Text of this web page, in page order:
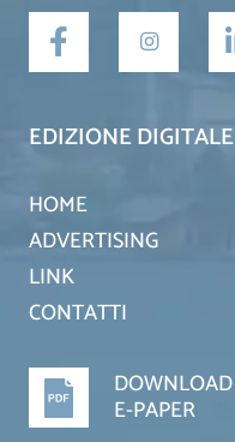
EDIZIONE DIGITALE
HOME
ADVERTISING
LINK
CONTATTI
DOWNLOAD
E-PAPER